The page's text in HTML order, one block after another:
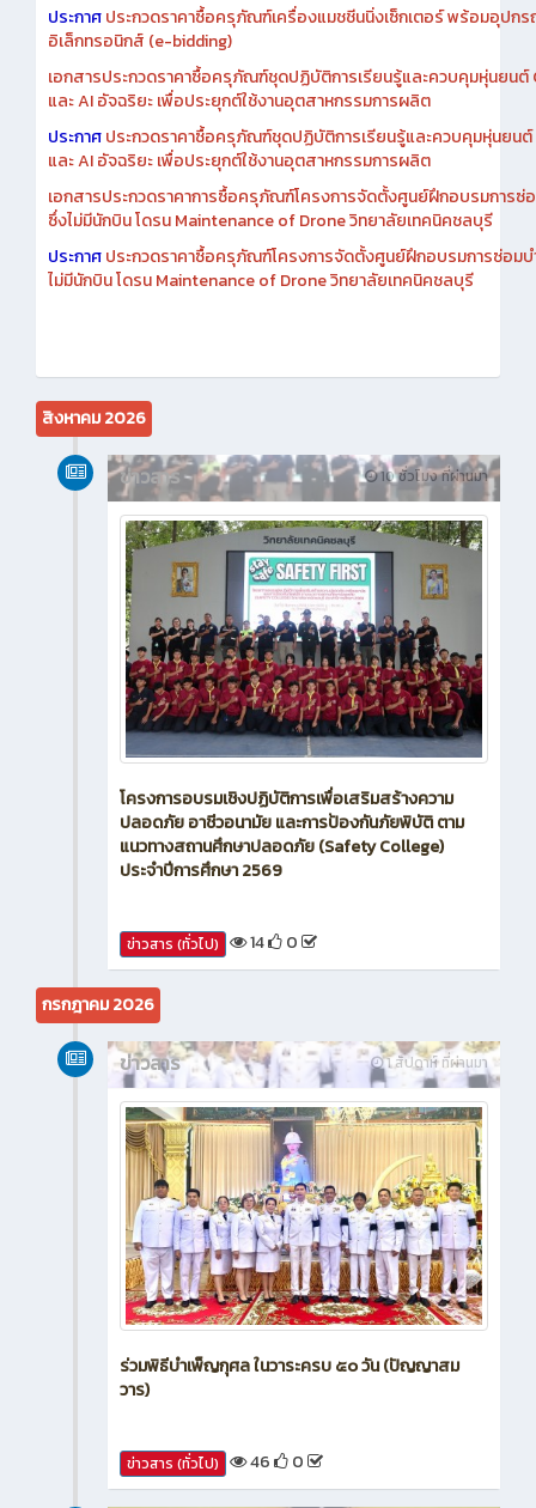
เอกสารประกวดราคาซื้อครุภัณฑ์เครื่องแมชชีนนิ่งเซ็กเตอร์ พร้อมอุปก
ประกาศประกวดราคาซื้อครุภัณฑ์เครื่องแมชชีนนิ่งเซ็กเตอร์ พร้อมอุปก
อิเล็กทรอนิกส์ (e-bidding)
เอกสารประกวดราคาซื้อครุภัณฑ์ชุดปฏิบัติการเรียนรู้และควบคุมหุ่นยน
และ AI อัจฉริยะ เพื่อประยุกต์ใช้งานอุตสาหกรรมการผลิต
ประกาศประกวดราคาซื้อครุภัณฑ์ชุดปฏิบัติการเรียนรู้และควบคุมหุ่นยน
และ AI อัจฉริยะ เพื่อประยุกต์ใช้งานอุตสาหกรรมการผลิต
เอกสารประกวดราคาการซื้อครุภัณฑ์โครงการจัดตั้งศูนย์ฝึกอบรมการซ่
ซึ่งไม่มีนักบิน โดรน Maintenance of Drone วิทยาลัยเทคนิคชลบุรี
ประกาศประกวดราคาซื้อครุภัณฑ์โครงการจัดตั้งศูนย์ฝึกอบรมการซ่อมบ
สิงหาคม 2026
10 ชั่วโมง ที่ผ่านมา
ข่าวสาร
โครงการอบรมเชิงปฏิบัติการเพื่อเสริมสร้างความ
ปลอดภัย อาชีวอนามัย และการป้องกันภัยพิบัติ ตาม
แนวทางสถานศึกษาปลอดภัย (Safety College)
14 0
กรกฎาคม 2026
ข่าวสาร
ร่วมพิธีบำเพ็ญกุศล ในวาระครบ ๕๐ วัน (ปัญญาสม
ข่าวสาร (ทั่วไป) 46 0